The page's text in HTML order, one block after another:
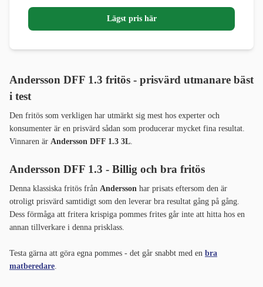
Lägst pris här
Andersson DFF 1.3 fritös - prisvärd utmanare bäst
i test
Den fritös som verkligen har utmärkt sig mest hos experter och
konsumenter är en prisvärd sådan som producerar mycket fina resultat.
Vinnaren är Andersson DFF 1.3 3L.
Andersson DFF 1.3 - Billig och bra fritös
Denna klassiska fritös från Andersson har prisats eftersom den är
otroligt prisvärd samtidigt som den leverar bra resultat gång på gång.
Dess förmåga att fritera krispiga pommes frites går inte att hitta hos en
annan tillverkare i denna prisklass.
Testa gärna att göra egna pommes - det går snabbt med en bra
matberedare.